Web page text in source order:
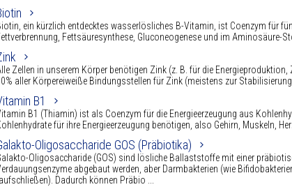
ein kürzlich entdecktes wasserlösliches B-Vitamin, ist Coenzym für
Fettsäuresynthese, Gluconeogenese und im Aminosäure-
Zellen in unserem Körper benötigen Zink (z. B. für die
aller Körpereiweiße Bindungsstellen für Zink (meistens zur
B1
B1 (Thiamin) ist als Coenzym für die Energieerzeugung aus
für ihre Energieerzeugung benötigen, also Gehirn, Muskeln,
Oligosaccharide GOS (Präbiotika)
Oligosaccharide (GOS) sind lösliche Ballaststoffe mit einer
abgebaut werden, aber Darmbakterien (wie
Dadurch können Präbio ...